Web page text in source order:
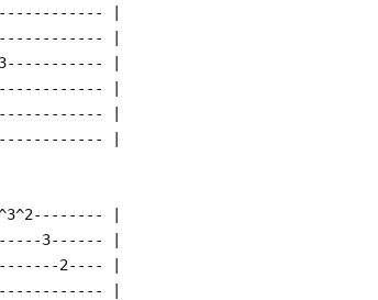
|
|
|
|
|
|
|
3------ |
2---- |
|